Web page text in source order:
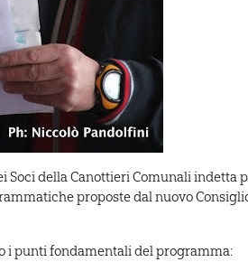
Soci della Canottieri Comunali indetta
proposte dal nuovo
i punti fondamentali del programma: